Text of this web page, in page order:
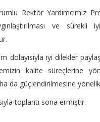
Rektör Yardımcımız
ve sürekli
dolayısıyla iyi dilekler
kalite süreçlerine
da güçlendirilmesine yönelik
toplantı sona ermiştir.